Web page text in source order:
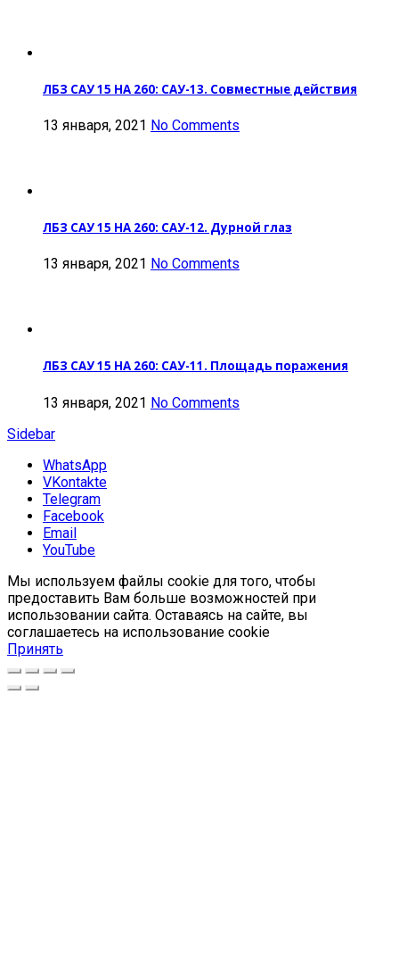
ЛБЗ САУ 15 НА 260: САУ-13. Совместные действия
13 января, 2021 No Comments
ЛБЗ САУ 15 НА 260: САУ-12. Дурной глаз
13 января, 2021 No Comments
ЛБЗ САУ 15 НА 260: САУ-11. Площадь поражения
13 января, 2021 No Comments
Sidebar
WhatsApp
VKontakte
Telegram
Facebook
Email
YouTube
Мы используем файлы cookie для того, чтобы
предоставить Вам больше возможностей при
использовании сайта. Оставаясь на сайте, вы
соглашаетесь на использование cookie
Принять